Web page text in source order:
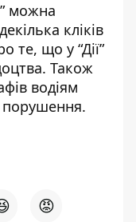
можна
кліків
те, що у “Дії”
. Також
водіям
порушення.
😡